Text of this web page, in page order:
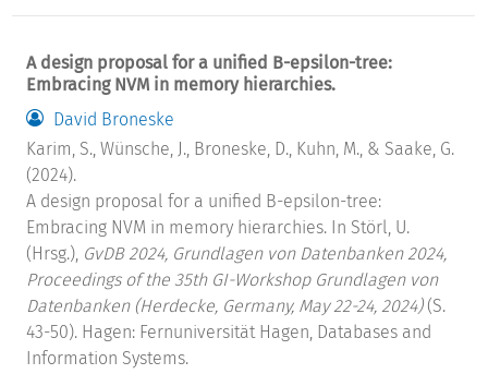
A design proposal for a unified B-epsilon-tree:
Embracing NVM in memory hierarchies.
David Broneske
Karim, S., Wünsche, J., Broneske, D., Kuhn, M., & Saake, G.
(2024).
A design proposal for a unified B-epsilon-tree:
Embracing NVM in memory hierarchies. In Störl, U.
(Hrsg.), GvDB 2024, Grundlagen von Datenbanken 2024,
Proceedings of the 35th GI-Workshop Grundlagen von
Datenbanken (Herdecke, Germany, May 22-24, 2024)(S.
43-50). Hagen: Fernuniversität Hagen, Databases and
Information Systems.